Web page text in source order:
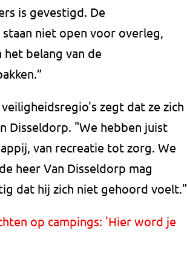
is gevestigd. De
niet open voor overleg,
belang van de
zegt dat ze zich
Disseldorp. "We hebben juist
van recreatie tot zorg. We
heer Van Disseldorp mag
dat hij zich niet gehoord voelt."
op campings: 'Hier word je